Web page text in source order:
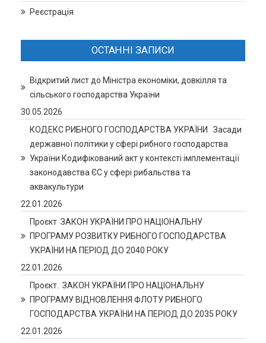
Реєстрація
ОСТАННІ ЗАПИСИ
Відкритий лист до Міністра економіки, довкілля та
сільського господарства України
30.05.2026
КОДЕКС РИБНОГО ГОСПОДАРСТВА УКРАЇНИ Засади
державної політики у сфері рибного господарства
України Кодифікований акт у контексті імплементації
законодавства ЄС у сфері рибальства та
аквакультури
22.01.2026
Проєкт ЗАКОН УКРАЇНИ ПРО НАЦІОНАЛЬНУ
ПРОГРАМУ РОЗВИТКУ РИБНОГО ГОСПОДАРСТВА
УКРАЇНИ НА ПЕРІОД ДО 2040 РОКУ
22.01.2026
Проєкт. ЗАКОН УКРАЇНИ ПРО НАЦІОНАЛЬНУ
ПРОГРАМУ ВІДНОВЛЕННЯ ФЛОТУ РИБНОГО
ГОСПОДАРСТВА УКРАЇНИ НА ПЕРІОД ДО 2035 РОКУ
22.01.2026